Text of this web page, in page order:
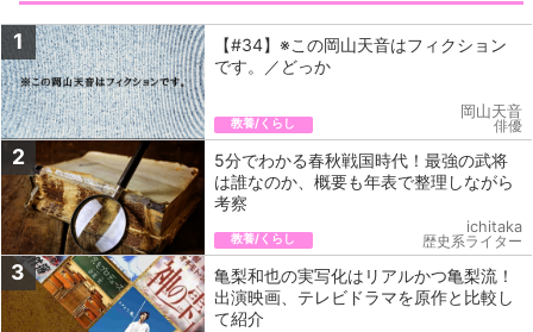
1
【#34】※この岡山天音はフィクション
です。／どっか
教養/くらし
岡山天音
俳優
2
5分でわかる春秋戦国時代！最強の武将
は誰なのか、概要も年表で整理しながら
考察
教養/くらし
ichitaka
歴史系ライター
3
亀梨和也の実写化はリアルかつ亀梨流！
出演映画、テレビドラマを原作と比較し
て紹介